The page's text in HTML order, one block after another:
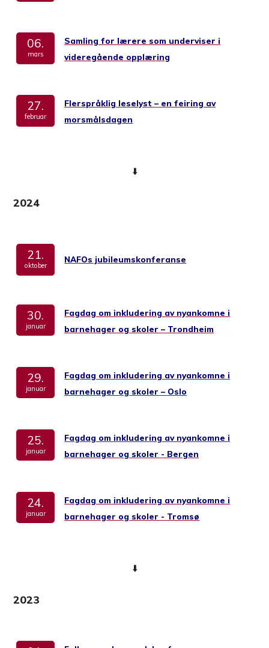
06.
mars
Samling for lærere som underviser i
videregående opplæring
27.
februar
Flerspråklig leselyst – en feiring av
morsmålsdagen
⬇️
2024
21.
oktober
NAFOs jubileumskonferanse
30.
januar
Fagdag om inkludering av nyankomne i
barnehager og skoler – Trondheim
29.
januar
Fagdag om inkludering av nyankomne i
barnehager og skoler – Oslo
25.
januar
Fagdag om inkludering av nyankomne i
barnehager og skoler - Bergen
24.
januar
Fagdag om inkludering av nyankomne i
barnehager og skoler - Tromsø
⬇️
2023